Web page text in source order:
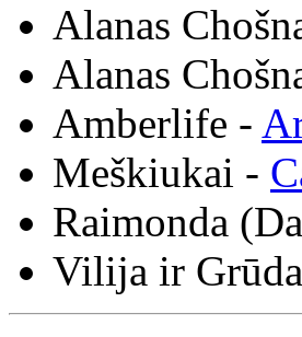
Alanas
Alanas
Amberlife -
Meškiukai -
Raimonda
Vilija ir